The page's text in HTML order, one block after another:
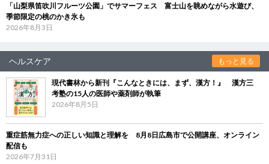
「山梨県笛吹川フルーツ公園」でサマーフェス 富士山を眺めながら水遊び、
季節限定の桃のかき氷も
2026年8月3日
ヘルスケア もっと見る
現代書林から新刊『こんなときには、まず、漢方！』 漢方三
考塾の15人の医師や薬剤師が執筆
2026年8月5日
重症筋無力症への正しい知識と理解を 8月8日広島市で公開講座、オンライン
配信も
2026年7月31日